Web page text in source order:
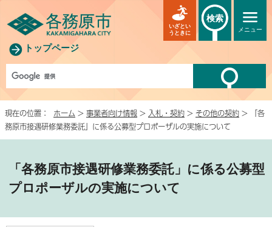
トップページ
メニュー
いざとい
うときに
検索
現在の位置： ホーム > 事業者向け情報 > 入札・契約 > その他の契約 > 「各
務原市接遇研修業務委託」に係る公募型プロポーザルの実施について
「各務原市接遇研修業務委託」に係る公募型
プロポーザルの実施について